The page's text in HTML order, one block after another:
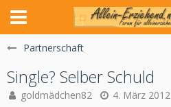
Partnerschaft
Single? Selber Schuld
goldmädchen82 4. März 2012